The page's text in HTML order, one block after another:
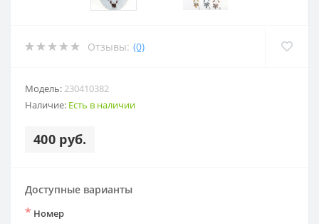
Отзывы: (0)
Модель:230410382
Наличие: Есть в наличии
400 руб.
Доступные варианты
* Номер